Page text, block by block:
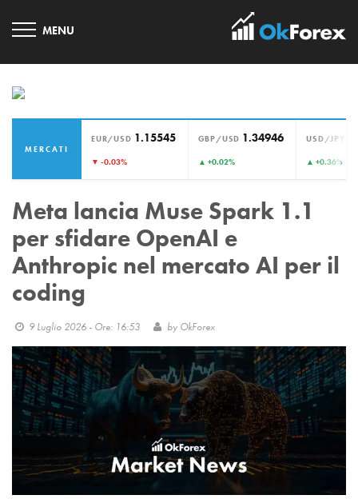
MERCATI
EUR/USD 1.15545
▼ -0.03%
GBP/USD 1.34946
▲ +0.02%
USD/JPY
▲ +0.36%
›
Meta lancia Muse Spark 1.1
per sfidare OpenAI e
Anthropic nel mercato AI per il
coding
9 Luglio 2026 - Ore: 16:53 by OkForex